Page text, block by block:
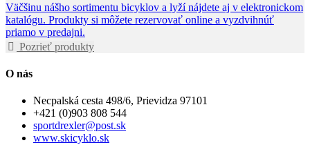
Väčšinu nášho sortimentu bicyklov a lyží nájdete aj v elektronickom
katalógu. Produkty si môžete rezervovať online a vyzdvihnúť
priamo v predajni.
Pozrieť produkty
O nás
Necpalská cesta 498/6, Prievidza 97101
+421 (0)903 808 544
sportdrexler@post.sk
www.skicyklo.sk